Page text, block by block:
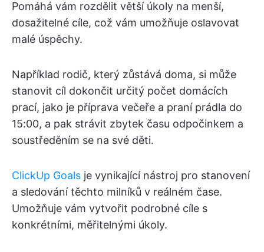
Pomáhá vám rozdělit větší úkoly na menší,
dosažitelné cíle, což vám umožňuje oslavovat
malé úspěchy.
Například rodič, který zůstává doma, si může
stanovit cíl dokončit určitý počet domácích
prací, jako je příprava večeře a praní prádla do
15:00, a pak strávit zbytek času odpočinkem a
soustředěním se na své děti.
ClickUp Goals je vynikající nástroj pro stanovení
a sledování těchto milníků v reálném čase.
Umožňuje vám vytvořit podrobné cíle s
konkrétními, měřitelnými úkoly.